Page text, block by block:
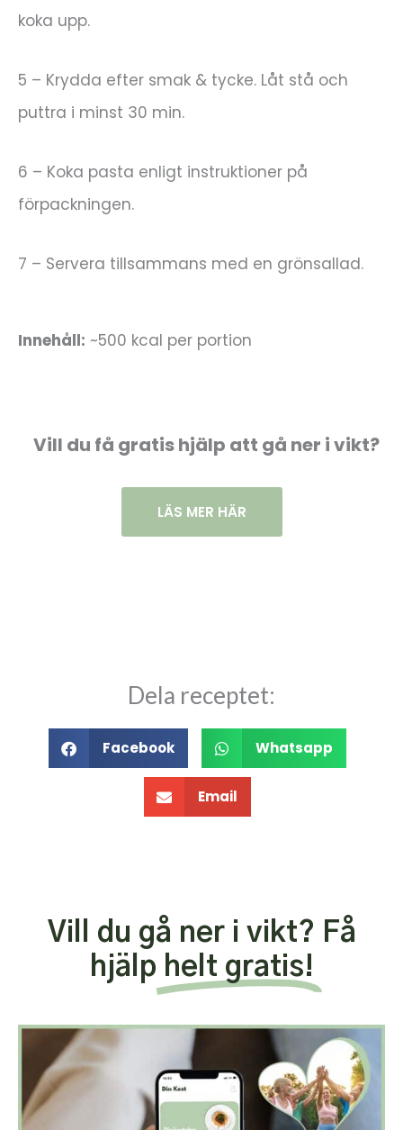
koka upp.
5 – Krydda efter smak & tycke. Låt stå och
puttra i minst 30 min.
6 – Koka pasta enligt instruktioner på
förpackningen.
7 – Servera tillsammans med en grönsallad.
Innehåll: ~500 kcal per portion
Vill du få gratis hjälp att gå ner i vikt?
LÄS MER HÄR
Dela receptet:
Facebook Whatsapp
Email
Vill du gå ner i vikt? Få
hjälp helt gratis!